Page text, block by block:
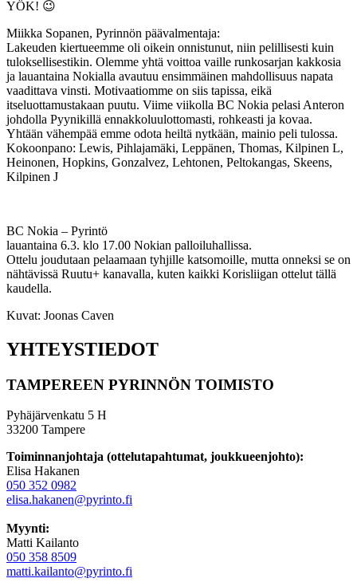
YÖK! 😉
Miikka Sopanen, Pyrinnön päävalmentaja:
Lakeuden kiertueemme oli oikein onnistunut, niin pelillisesti kuin
tuloksellisestikin. Olemme yhtä voittoa vaille runkosarjan kakkosia
ja lauantaina Nokialla avautuu ensimmäinen mahdollisuus napata
vaadittava vinsti. Motivaatiomme on siis tapissa, eikä
itseluottamustakaan puutu. Viime viikolla BC Nokia pelasi Anteron
johdolla Pyynikillä ennakkoluulottomasti, rohkeasti ja kovaa.
Yhtään vähempää emme odota heiltä nytkään, mainio peli tulossa.
Kokoonpano: Lewis, Pihlajamäki, Leppänen, Thomas, Kilpinen L,
Heinonen, Hopkins, Gonzalvez, Lehtonen, Peltokangas, Skeens,
Kilpinen J
BC Nokia – Pyrintö
lauantaina 6.3. klo 17.00 Nokian palloiluhallissa.
Ottelu joudutaan pelaamaan tyhjille katsomoille, mutta onneksi se on
nähtävissä Ruutu+ kanavalla, kuten kaikki Korisliigan ottelut tällä
kaudella.
Kuvat: Joonas Caven
YHTEYSTIEDOT
TAMPEREEN PYRINNÖN TOIMISTO
Pyhäjärvenkatu 5 H
33200 Tampere
Toiminnanjohtaja (ottelutapahtumat, joukkueenjohto):
Elisa Hakanen
050 352 0982
elisa.hakanen@pyrinto.fi
Myynti:
Matti Kailanto
050 358 8509
matti.kailanto@pyrinto.fi